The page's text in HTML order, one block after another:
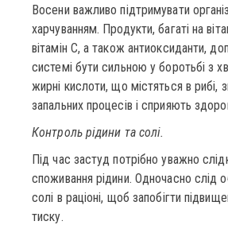
Восени важливо підтримувати
харчуванням. Продукти, багаті на
вітамін С, а також антиоксиданти,
системі бути сильною у боротьбі з
жирні кислоти, що містяться в рибі,
запальних процесів і сприяють
Контроль рідини та солі.
Під час застуд потрібно уважно
споживання рідини. Одночасно слід
солі в раціоні, щоб запобігти
тиску.